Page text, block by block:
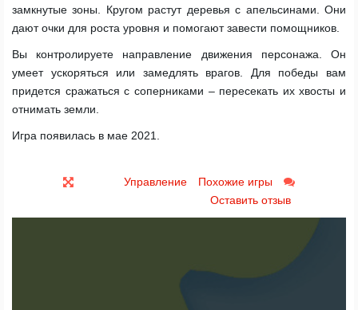
замкнутые зоны. Кругом растут деревья с апельсинами. Они
дают очки для роста уровня и помогают завести помощников.
Вы контролируете направление движения персонажа. Он
умеет ускоряться или замедлять врагов. Для победы вам
придется сражаться с соперниками – пересекать их хвосты и
отнимать земли.
Игра появилась в мае 2021.
Управление
Похожие игры
Оставить отзыв